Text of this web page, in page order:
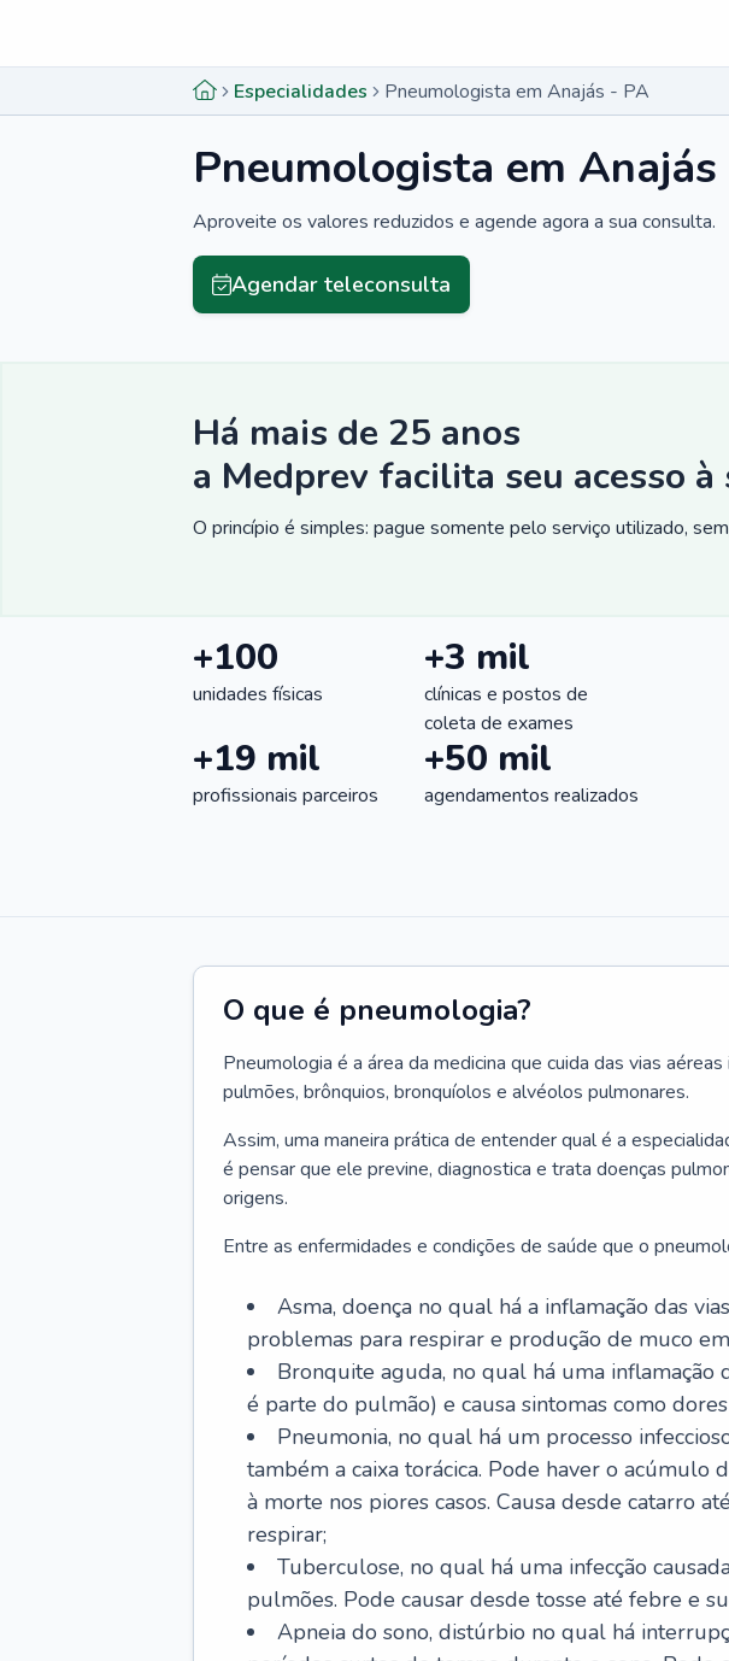
Especialidades Pneumologista em Anajás - PA
Pneumologista em
Aproveite os valores reduzidos e agende agora a sua consulta.
Agendar teleconsulta
Há mais de 25 anos
a Medprev facilita seu acesso à
O princípio é simples: pague somente pelo serviço utilizado,
+100
unidades físicas
+3 mil
clínicas e postos de
coleta de exames
+19 mil
profissionais parceiros
+50 mil
agendamentos realizados
O que é pneumologia?
Pneumologia é a área da medicina que cuida das vias
pulmões, brônquios, bronquíolos e alvéolos pulmonares.
Assim, uma maneira prática de entender qual é a
é pensar que ele previne, diagnostica e trata doenças
origens.
Entre as enfermidades e condições de saúde que o
Asma, doença no qual há a inflamação das
problemas para respirar e produção de muco
Bronquite aguda, no qual há uma
é parte do pulmão) e causa sintomas como
Pneumonia, no qual há um processo
também a caixa torácica. Pode haver o acúmulo
à morte nos piores casos. Causa desde catarro
respirar;
Tuberculose, no qual há uma infecção
pulmões. Pode causar desde tosse até febre e
Apneia do sono, distúrbio no qual há